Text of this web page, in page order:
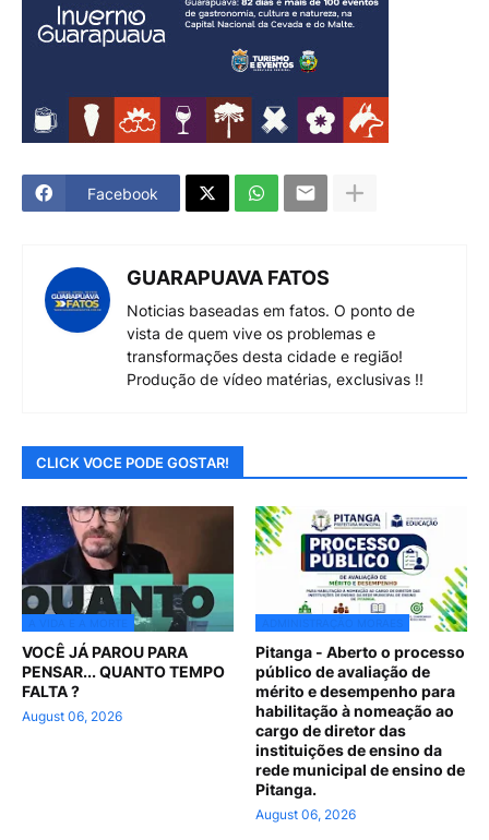
Facebook
GUARAPUAVA FATOS
Noticias baseadas em fatos. O ponto de
vista de quem vive os problemas e
transformações desta cidade e região!
Produção de vídeo matérias, exclusivas !!
CLICK VOCE PODE GOSTAR!
VOCÊ JÁ PAROU PARA
PENSAR... QUANTO TEMPO
FALTA ?
August 06, 2026
Pitanga - Aberto o processo
público de avaliação de
mérito e desempenho para
habilitação à nomeação ao
cargo de diretor das
instituições de ensino da
rede municipal de ensino de
Pitanga.
August 06, 2026